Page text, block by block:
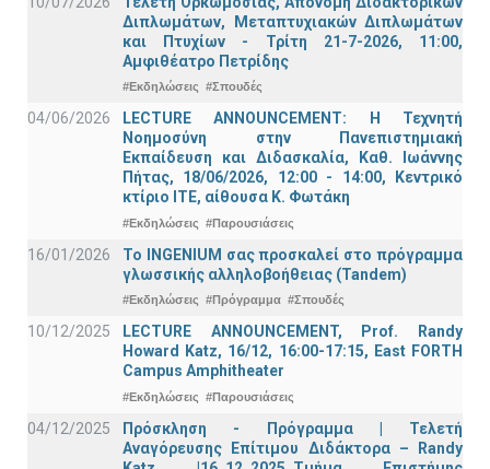
Διπλωμάτων, Μεταπτυχιακών Διπλωμάτων
και Πτυχίων - Τρίτη 21-7-2026, 11:00,
Αμφιθέατρο Πετρίδης
#Εκδηλώσεις #Σπουδές
04/06/2026
LECTURE ANNOUNCEMENT: Η Τεχνητή
Νοημοσύνη στην Πανεπιστημιακή
Εκπαίδευση και Διδασκαλία, Καθ. Ιωάννης
Πήτας, 18/06/2026, 12:00 - 14:00, Κεντρικό
κτίριο ΙΤΕ, αίθουσα Κ. Φωτάκη
#Εκδηλώσεις #Παρουσιάσεις
16/01/2026
Το INGENIUM σας προσκαλεί στο πρόγραμμα
γλωσσικής αλληλοβοήθειας (Tandem)
#Εκδηλώσεις #Πρόγραμμα #Σπουδές
10/12/2025
LECTURE ANNOUNCEMENT, Prof. Randy
Howard Katz, 16/12, 16:00-17:15, East FORTH
Campus Amphitheater
#Εκδηλώσεις #Παρουσιάσεις
04/12/2025
Πρόσκληση - Πρόγραμμα | Τελετή
Αναγόρευσης Επίτιμου Διδάκτορα – Randy